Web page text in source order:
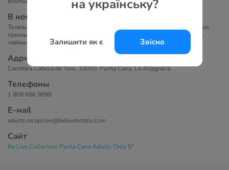
на українську?
Залишити як є Звісно
В номерах
Телевизор, телефон, ванна/душ, фен, халат, туалетно-косметические
принадлежности, кондиционер, мини-бар, сейф, бесплатный Wi-Fi,
чайник/кофеварка, набор для чая и кофе, балкон/терраса.
Адрес
Carretera Cabeza de Toro, 23000, Punta Cana, La Altagracia
Телефоны
1 809 686 9898
Е-маil
adults.recepcion@belivehotels.com
Сайт
Be Live Collection Punta Cana Adults Only 5*